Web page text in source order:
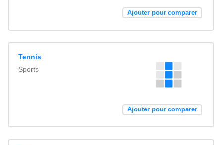
Ajouter pour comparer
Tennis
Sports
Ajouter pour comparer